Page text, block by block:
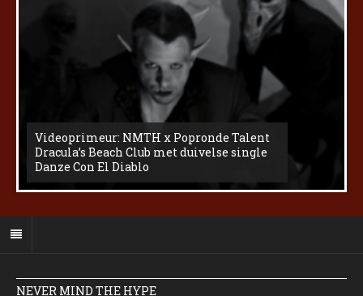
Videoprimeur: NMTH x Popronde Talent
Dracula’s Beach Club met duivelse single
Danze Con El Diablo
NEVER MIND THE HYPE